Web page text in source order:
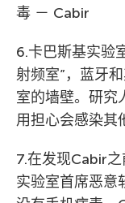
毒 － Cabir
6.卡巴斯基实验
射频室”，蓝牙
室的墙壁。研究
用担心会感染其
7.在发现Cabir
实验室首席恶